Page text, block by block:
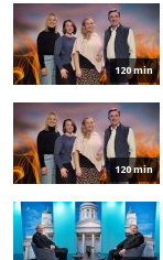
120 min
120 min